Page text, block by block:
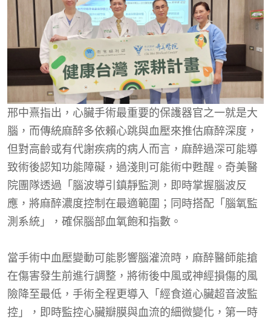
邢中熹指出，心臟手術最重要的保護器官之一就是大
腦，而傳統麻醉多依賴心跳與血壓來推估麻醉深度，
但對高齡或有代謝疾病的病人而言，麻醉過深可能導
致術後認知功能障礙，過淺則可能術中甦醒。奇美醫
院團隊透過「腦波導引鎮靜監測，即時掌握腦波反
應，將麻醉濃度控制在最適範圍；同時搭配「腦氧監
測系統」，確保腦部血氧飽和指數。
當手術中血壓變動可能影響腦灌流時，麻醉醫師能搶
在傷害發生前進行調整，將術後中風或神經損傷的風
險降至最低，手術全程更導入「經食道心臟超音波監
控」，即時監控心臟瓣膜與血流的細微變化，第一時